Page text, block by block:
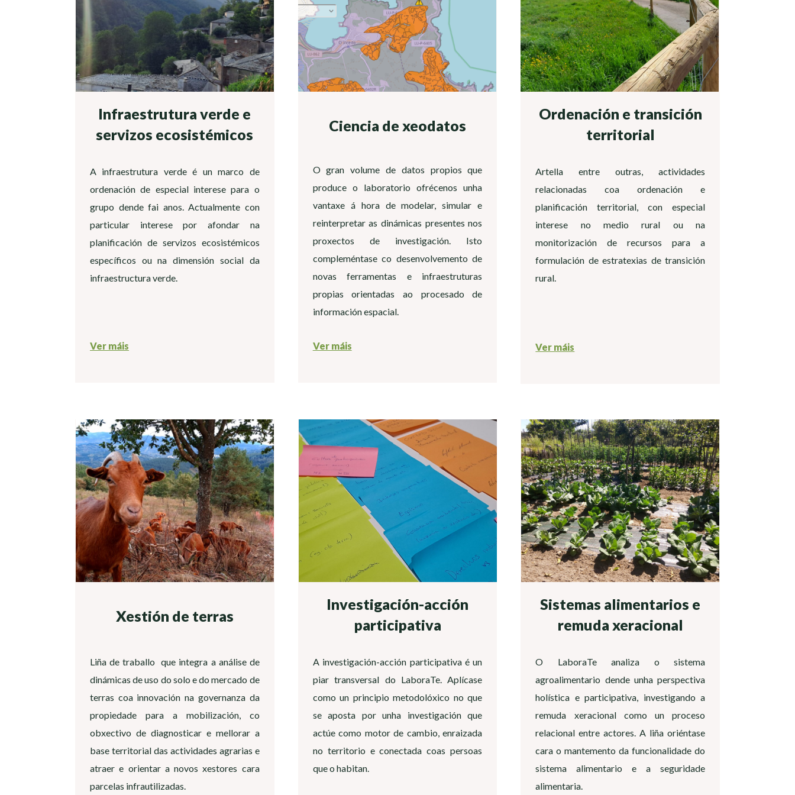
Infraestrutura verde e
servizos ecosistémicos
A infraestrutura verde é un marco de
ordenación de especial interese para o
grupo dende fai anos. Actualmente con
particular interese por afondar na
planificación de servizos ecosistémicos
específicos ou na dimensión social da
infraestructura verde.
Ver máis
Ciencia de xeodatos
O gran volume de datos propios que
produce o laboratorio ofrécenos unha
vantaxe á hora de modelar, simular e
reinterpretar as dinámicas presentes nos
proxectos de investigación. Isto
compleméntase co desenvolvemento de
novas ferramentas e infraestruturas
propias orientadas ao procesado de
información espacial.
Ver máis
Ordenación e transición
territorial
Artella entre outras, actividades
relacionadas coa ordenación e
planificación territorial, con especial
interese no medio rural ou na
monitorización de recursos para a
formulación de estratexias de transición
rural.
Ver máis
Xestión de terras
Liña de traballo que integra a análise de
dinámicas de uso do solo e do mercado de
terras coa innovación na governanza da
propiedade para a mobilización, co
obxectivo de diagnosticar e mellorar a
base territorial das actividades agrarias e
atraer e orientar a novos xestores cara
parcelas infrautilizadas.
Investigación-acción
participativa
A investigación-acción participativa é un
piar transversal do LaboraTe. Aplícase
como un principio metodolóxico no que
se aposta por unha investigación que
actúe como motor de cambio, enraizada
no territorio e conectada coas persoas
que o habitan.
Sistemas alimentarios e
remuda xeracional
O LaboraTe analiza o sistema
agroalimentario dende unha perspectiva
holística e participativa, investigando a
remuda xeracional como un proceso
relacional entre actores. A liña oriéntase
cara o mantemento da funcionalidade do
sistema alimentario e a seguridade
alimentaria.